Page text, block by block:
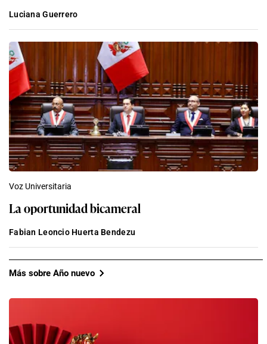
Luciana Guerrero
Voz Universitaria
La oportunidad bicameral
Fabian Leoncio Huerta Bendezu
Más sobre Año nuevo